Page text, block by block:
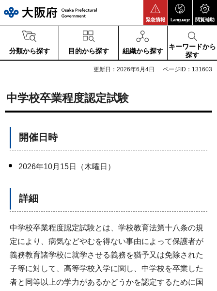
緊急情報 Language 閲覧補助
分類から探す 目的から探す 組織から探す
キーワードから
探す
更新日：2026年6月4日 ページID：131603
中学校卒業程度認定試験
開催日時
2026年10月15日（木曜日）
詳細
中学校卒業程度認定試験とは、学校教育法第十八条の規
定により、病気などやむを得ない事由によって保護者が
義務教育諸学校に就学させる義務を猶予又は免除された
子等に対して、高等学校入学に関し、中学校を卒業した
者と同等以上の学力があるかどうかを認定するために国